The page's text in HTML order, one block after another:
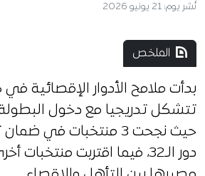
نُشر يوم: 21 يونيو 2026
الملخص
تتشكل تدريجيا مع دخول البطولة
حيث نجحت 3 منتخبات في
دور الـ32، فيما اقتربت